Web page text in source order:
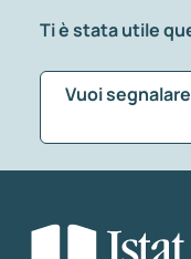
Ti è stata utile
Vuoi
Seleziona la